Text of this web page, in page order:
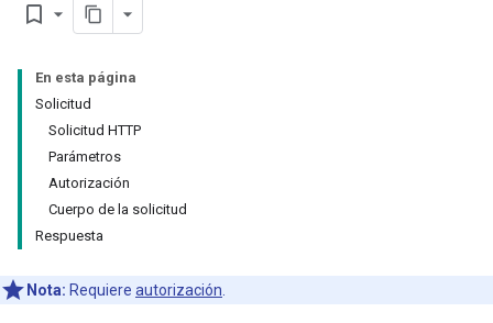
bookmark_border
En esta página
Solicitud
Solicitud HTTP
Parámetros
Autorización
Cuerpo de la solicitud
Respuesta
Nota: Requiere autorización